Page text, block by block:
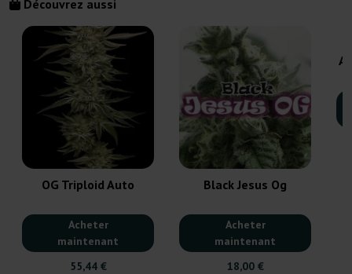
Découvrez aussi
OG Triploid Auto
Acheter
maintenant
55,44 €
Black Jesus Og
Acheter
maintenant
18,00 €